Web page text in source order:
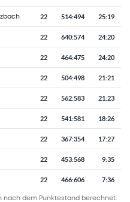
22 514:494 25:19
22 640:574 24:20
22 464:475 24:20
22 504:498 21:21
22 562:583 21:23
22 541:581 18:26
22 367:354 17:27
22 453:568 9:35
22 466:606 7:36
nach dem Punktestand berechnet.